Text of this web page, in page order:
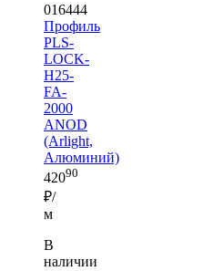
016444
Профиль
PLS-
LOCK-
H25-
FA-
2000
ANOD
(Arlight,
Алюминий)
42090
₽/
м
В
наличии